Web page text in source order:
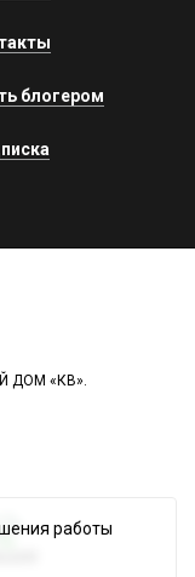
блогером
ДОМ «КВ».
работы